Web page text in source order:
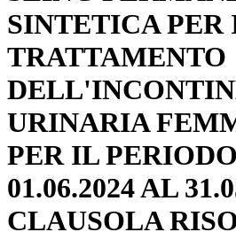
SINTETICA PER
TRATTAMENTO
URINARIA
PER IL
01.06.2024 AL
CLAUSOLA